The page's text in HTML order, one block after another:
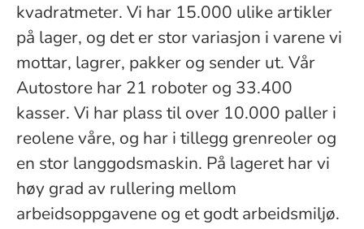
kvadratmeter. Vi har 15.000 ulike artikler
på lager, og det er stor variasjon i varene vi
mottar, lagrer, pakker og sender ut. Vår
Autostore har 21 roboter og 33.400
kasser. Vi har plass til over 10.000 paller i
reolene våre, og har i tillegg grenreoler og
en stor langgodsmaskin. På lageret har vi
høy grad av rullering mellom
arbeidsoppgavene og et godt arbeidsmiljø.